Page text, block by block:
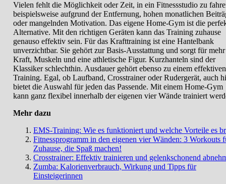
Vielen fehlt die Möglichkeit oder Zeit, in ein Fitnessstudio zu
beispielsweise aufgrund der Entfernung, hohen monatlichen
oder mangelnden Motivation. Das eigene Home-Gym ist die
Alternative. Mit den richtigen Geräten kann das Training zuhause
genauso effektiv sein. Für das Krafttraining ist eine Hantelbank
unverzichtbar. Sie gehört zur Basis-Ausstattung und sorgt für mehr
Kraft, Muskeln und eine athletische Figur. Kurzhanteln sind der
Klassiker schlechthin. Ausdauer gehört ebenso zu einem effektiven
Training. Egal, ob Laufband, Crosstrainer oder Rudergerät, auch
bietet die Auswahl für jeden das Passende. Mit einem Home-Gym
kann ganz flexibel innerhalb der eigenen vier Wände trainiert
Mehr dazu
EMS-Training: Wie es funktioniert und welche Vorteile es
Fitnessprogramm in den eigenen vier Wänden: 3 Workouts
Zuhause, die Spaß machen!
Crosstrainer: Effektiv trainieren und gelenkschonend
Zumba: Kalorienverbrauch, Wirkung und Tipps für
Einsteigerinnen